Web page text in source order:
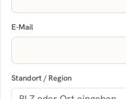
E-Mail
Standort / Region